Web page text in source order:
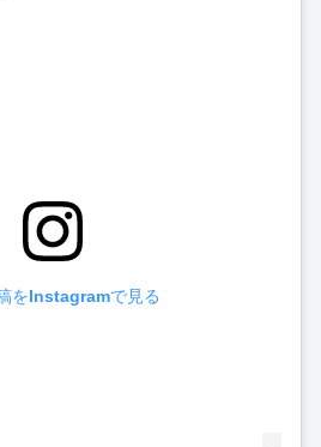
をInstagramで見る